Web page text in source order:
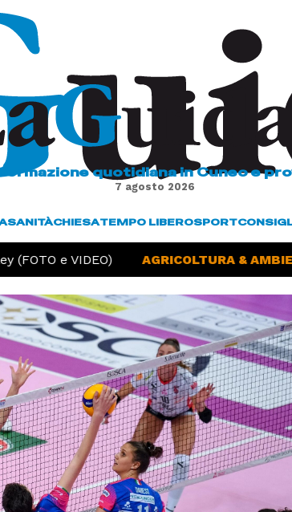
quotidiana in Cuneo e
7 agosto 2026
SANITÀCHIESATEMPO LIBEROSPORT
e VIDEO) AGRICOLTURA &